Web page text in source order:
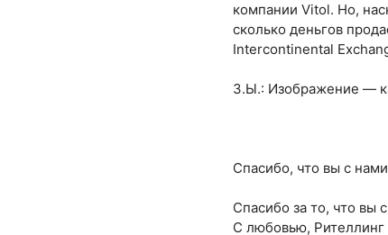
компании Vitol. Но,
сколько деньгов
Intercontinental
З.Ы.: Изображение —
Спасибо, что вы с нами
Спасибо за то, что вы
С любовью, Рителлинг